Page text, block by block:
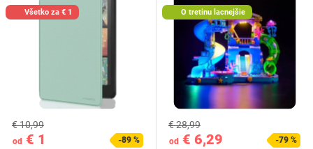
Všetko za € 1
od € 1
€ 10,99
-89 %
O tretinu lacnejšie
od € 6,29
€ 28,99
-79 %